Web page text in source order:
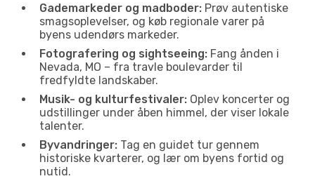
Gademarkeder og madboder: Prøv autentiske
smagsoplevelser, og køb regionale varer på
byens udendørs markeder.
Fotografering og sightseeing: Fang ånden i
Nevada, MO – fra travle boulevarder til
fredfyldte landskaber.
Musik- og kulturfestivaler: Oplev koncerter og
udstillinger under åben himmel, der viser lokale
talenter.
Byvandringer: Tag en guidet tur gennem
historiske kvarterer, og lær om byens fortid og
nutid.